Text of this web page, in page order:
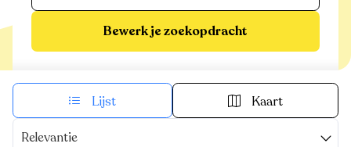
Bewerk je zoekopdracht
Lijst Kaart
Relevantie